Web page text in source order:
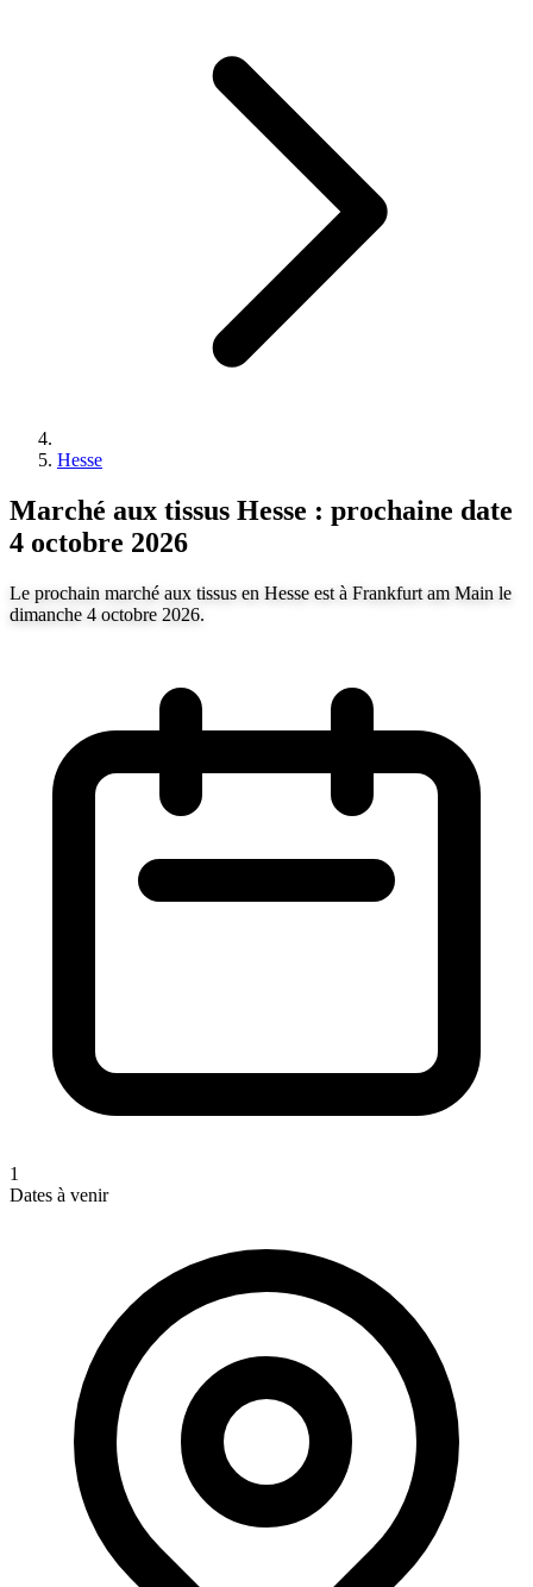
Hesse
Marché aux tissus Hesse : prochaine date
4 octobre 2026
Le prochain marché aux tissus en Hesse est à Frankfurt am Main le
dimanche 4 octobre 2026.
1
Dates à venir